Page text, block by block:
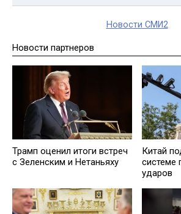
Новости СМИ2
Новости партнеров
Трамп оценил итоги встреч
с Зеленским и Нетаньяху
Китай
системе
ударов